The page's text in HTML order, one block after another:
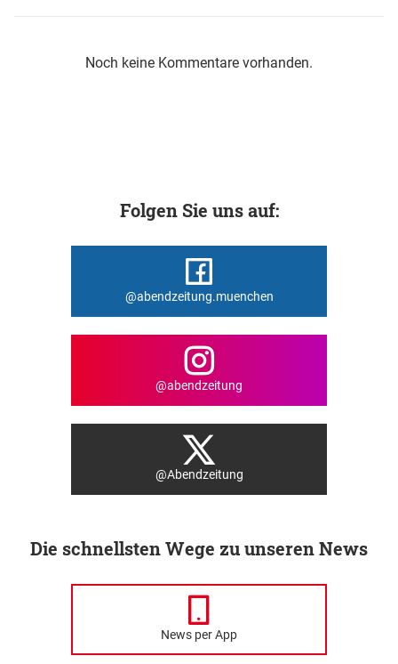
Noch keine Kommentare vorhanden.
Folgen Sie uns auf:
@abendzeitung.muenchen
@abendzeitung
@Abendzeitung
Die schnellsten Wege zu unseren News
News per App